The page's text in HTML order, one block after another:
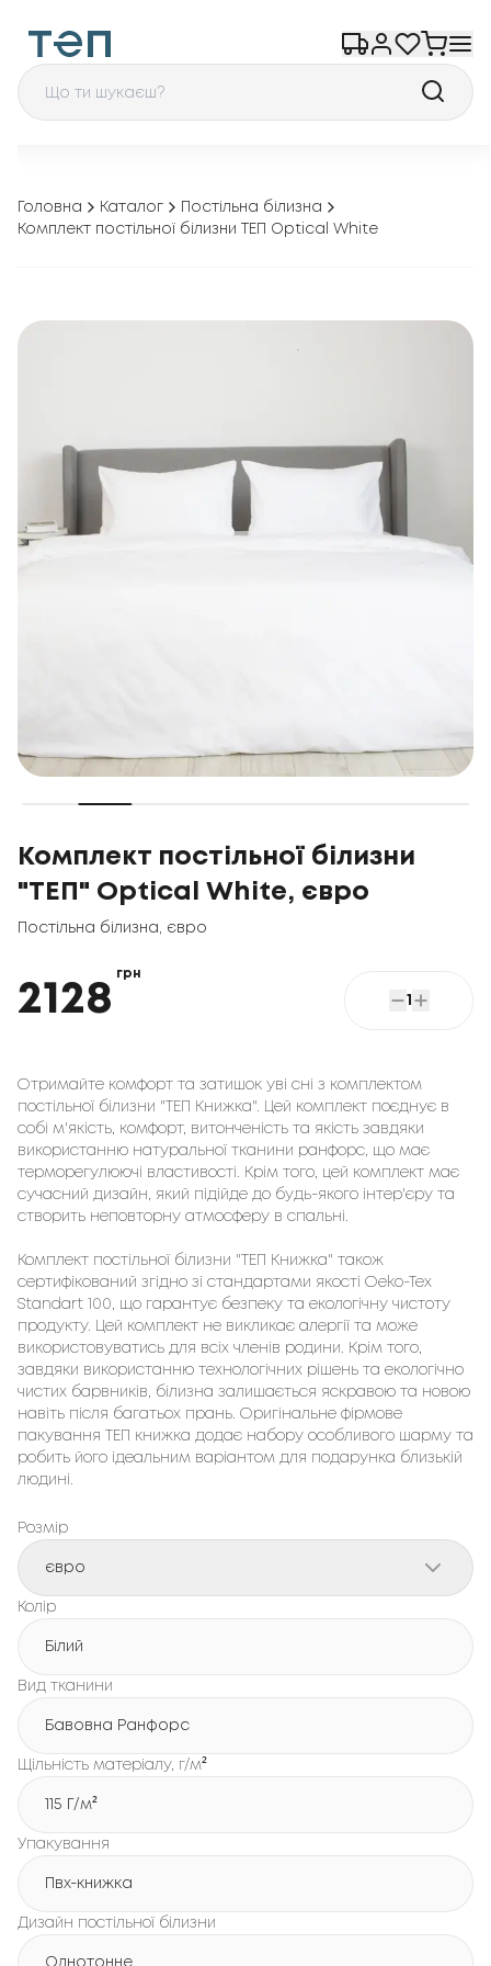
Головна Каталог
Постільна білизна
Комплект постільної білизни ТЕП Optical White
Комплект постільної білизни
"ТЕП" Optical White, євро
Постільна білизна євро
2128
грн
1
Отримайте комфорт та затишок уві сні з комплектом
постільної білизни "ТЕП Книжка". Цей комплект поєднує в
собі м'якість, комфорт, витонченість та якість завдяки
використанню натуральної тканини ранфорс, що має
терморегулюючі властивості. Крім того, цей комплект має
сучасний дизайн, який підійде до будь-якого інтер'єру та
створить неповторну атмосферу в спальні.
Комплект постільної білизни "ТЕП Книжка" також
сертифікований згідно зі стандартами якості Oeko-Tex
Standart 100, що гарантує безпеку та екологічну чистоту
продукту. Цей комплект не викликає алергії та може
використовуватись для всіх членів родини. Крім того,
завдяки використанню технологічних рішень та екологічно
чистих барвників, білизна залишається яскравою та новою
навіть після багатьох прань. Оригінальне фірмове
пакування ТЕП книжка додає набору особливого шарму та
робить його ідеальним варіантом для подарунка близькій
людині.
Розмір
євро
Колір
Білий
Вид тканини
Бавовна Ранфорс
Щільність матеріалу, г/м²
115 Г/м²
Упакування
Пвх-книжка
Дизайн постільної білизни
Однотонне